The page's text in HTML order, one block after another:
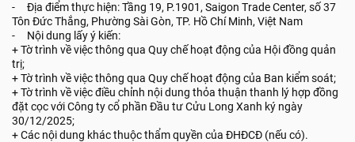
- Địa điểm thực hiện: Tầng 19, P.1901, Saigon Trade Center, số 37
Tôn Đức Thắng, Phường Sài Gòn, TP. Hồ Chí Minh, Việt Nam
- Nội dung lấy ý kiến:
+ Tờ trình về việc thông qua Quy chế hoạt động của Hội đồng quản
trị;
+ Tờ trình về việc thông qua Quy chế hoạt động của Ban kiểm soát;
+ Tờ trình về việc điều chỉnh nội dung thỏa thuận thanh lý hợp đồng
đặt cọc với Công ty cổ phần Đầu tư Cửu Long Xanh ký ngày
30/12/2025;
+ Các nội dung khác thuộc thẩm quyền của ĐHĐCĐ (nếu có).